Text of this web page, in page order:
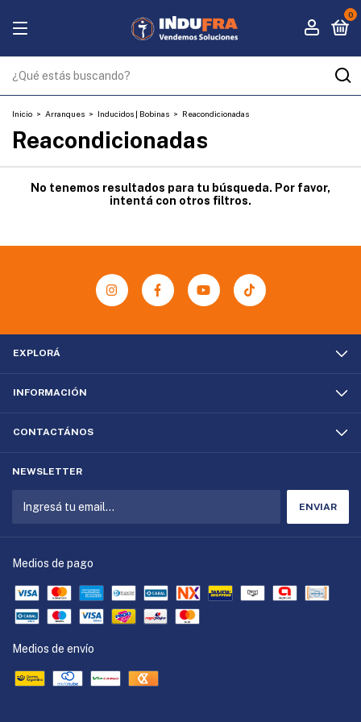
0
Inicio > Arranques > Inducidos | Bobinas > Reacondicionadas
Reacondicionadas
No tenemos resultados para tu búsqueda. Por favor,
intentá con otros filtros.
EXPLORÁ
INFORMACIÓN
CONTACTÁNOS
NEWSLETTER
Medios de pago
Medios de envío